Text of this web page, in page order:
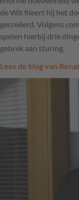
de Wit fileert hij het
gecreëerd. Volgens
spelen hierbij drie
gebrek aan sturing.
Lees de blog van